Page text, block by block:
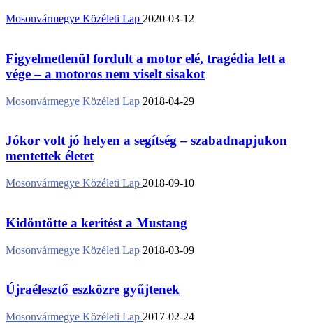
Mosonvármegye Közéleti Lap 2020-03-12
Figyelmetlenül fordult a motor elé, tragédia lett a
vége – a motoros nem viselt sisakot
Mosonvármegye Közéleti Lap 2018-04-29
Jókor volt jó helyen a segítség – szabadnapjukon
mentettek életet
Mosonvármegye Közéleti Lap 2018-09-10
Kidöntötte a kerítést a Mustang
Mosonvármegye Közéleti Lap 2018-03-09
Újraélesztő eszközre gyűjtenek
Mosonvármegye Közéleti Lap 2017-02-24